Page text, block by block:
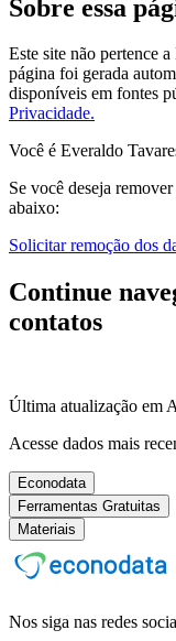
Sobre essa
Este site não
página foi gerada
disponíveis em fontes
Privacidade.
Você é Everaldo
Se você deseja
abaixo:
Solicitar remoção dos
Continue
contatos
Última atualização em
Acesse dados mais
Econodata
Ferramentas Gratuitas
Materiais
Nos siga nas redes